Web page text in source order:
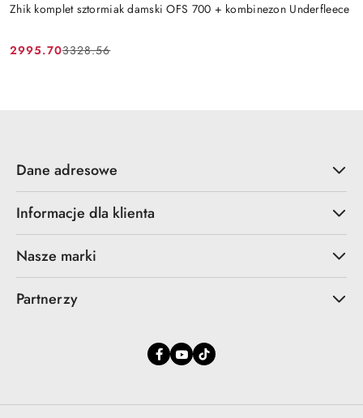
Zhik komplet sztormiak damski OFS 700 + kombinezon Underfleece
Cena
2995.70
Cena
3328.56
Dane adresowe
Informacje dla klienta
Nasze marki
Partnerzy